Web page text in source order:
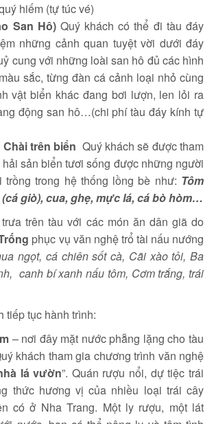
hiếm (tự túc vé)
San Hô) Quý khách có thể đi tàu đáy
những cảnh quan tuyệt vời dưới đáy
cung với những loài san hô đủ các hình
sắc, từng đàn cá cảnh loại nhỏ cùng
vật biển khác đang bơi lượn, len lỏi ra
động san hô…(chi phí tàu đáy kính tự
trên biển Quý khách sẽ được tham
sản biển tươi sống được những người
trồng trong hệ thống lồng bè như: Tôm
giò), cua, ghẹ, mực lá, cá bò hòm…
trên tàu với các món ăn dân giã do
phục vụ văn nghệ trổ tài nấu nướng
ngọt, cá chiên sốt cà, Cãi xào tỏi, Ba
canh bí xanh nấu tôm, Cơm trắng, trái
tiếp tục hành trình:
– nơi đây mặt nước phẵng lặng cho tàu
khách tham gia chương trình văn nghệ
lá vườn”. Quán rượu nổi, dự tiệc trái
thức hương vị của nhiều loại trái cây
có ở Nha Trang. Một ly rượu, một lát